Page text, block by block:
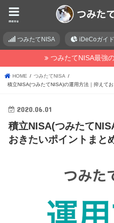
menu
つみたてNISA iDeCoガイド
つみたてNISA最強
HOME
つみたてNISA
積立NISA(つみたてNISA)の運用方法｜抑えて
2020.06.01
積立NISA(つみたて
おきたいポイントまと